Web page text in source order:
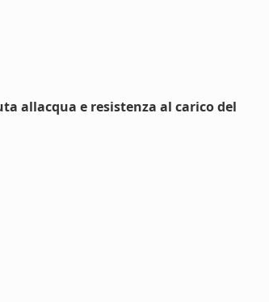
allacqua e resistenza al carico del